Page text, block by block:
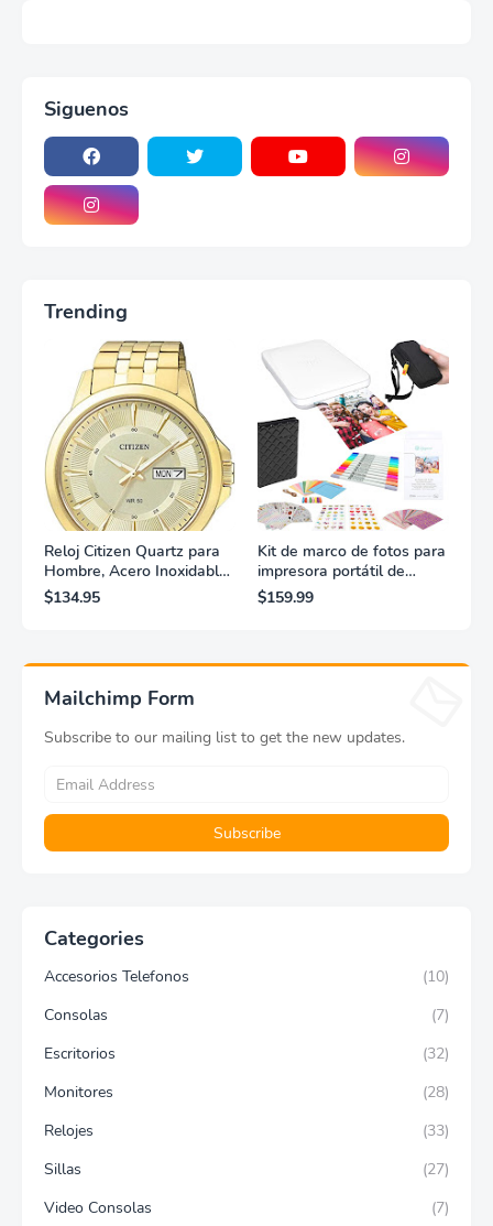
Siguenos
Trending
Reloj Citizen Quartz para
Hombre, Acero Inoxidable,
Clásico, Dorado
$134.95
Kit de marco de fotos para
impresora portátil de
fotografías y vídeos
Lifeprint 3x4,5 (blanca)
$159.99
Mailchimp Form
Subscribe to our mailing list to get the new updates.
Categories
Accesorios Telefonos
(10)
Consolas
(7)
Escritorios
(32)
Monitores
(28)
Relojes
(33)
Sillas
(27)
Video Consolas
(7)